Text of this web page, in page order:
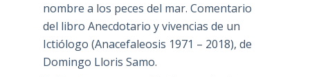
nombre a los peces del mar. Comentario
del libro Anecdotario y vivencias de un
Ictiólogo (Anacefaleosis 1971 – 2018), de
Domingo Lloris Samo.